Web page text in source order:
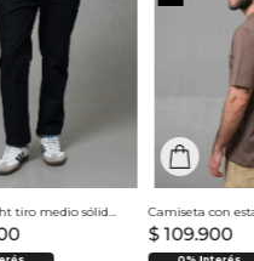
Jean straight tiro medio sólido para hombre
$ 109.900